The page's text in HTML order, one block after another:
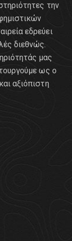
την
εδρεύει
διεθνώς.
μας
ως ο
αξιόπιστη